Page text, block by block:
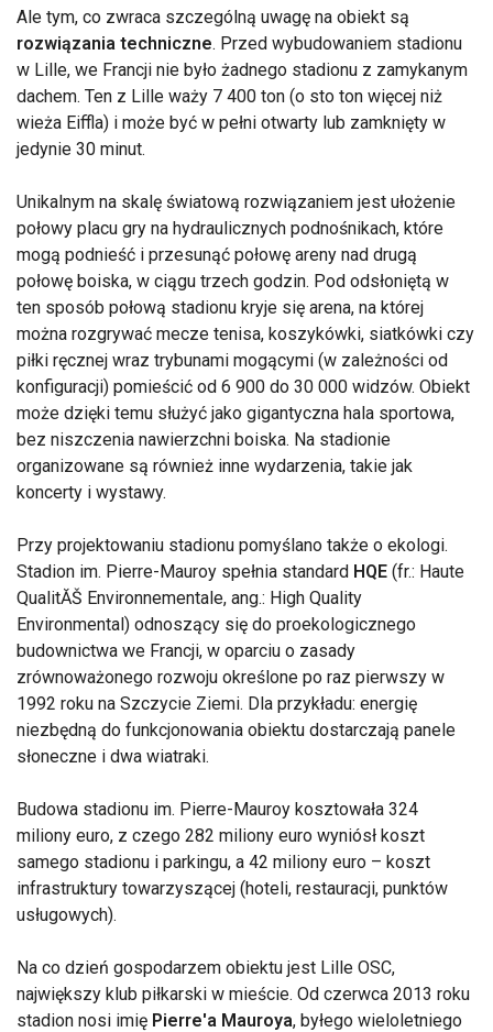
Ale tym, co zwraca szczególną uwagę na obiekt są
rozwiązania techniczne. Przed wybudowaniem stadionu
w Lille, we Francji nie było żadnego stadionu z zamykanym
dachem. Ten z Lille waży 7 400 ton (o sto ton więcej niż
wieża Eiffla) i może być w pełni otwarty lub zamknięty w
jedynie 30 minut.
Unikalnym na skalę światową rozwiązaniem jest ułożenie
połowy placu gry na hydraulicznych podnośnikach, które
mogą podnieść i przesunąć połowę areny nad drugą
połowę boiska, w ciągu trzech godzin. Pod odsłoniętą w
ten sposób połową stadionu kryje się arena, na której
można rozgrywać mecze tenisa, koszykówki, siatkówki czy
piłki ręcznej wraz trybunami mogącymi (w zależności od
konfiguracji) pomieścić od 6 900 do 30 000 widzów. Obiekt
może dzięki temu służyć jako gigantyczna hala sportowa,
bez niszczenia nawierzchni boiska. Na stadionie
organizowane są również inne wydarzenia, takie jak
koncerty i wystawy.
Przy projektowaniu stadionu pomyślano także o ekologi.
Stadion im. Pierre-Mauroy spełnia standard HQE (fr.: Haute
QualitĂŠ Environnementale, ang.: High Quality
Environmental) odnoszący się do proekologicznego
budownictwa we Francji, w oparciu o zasady
zrównoważonego rozwoju określone po raz pierwszy w
1992 roku na Szczycie Ziemi. Dla przykładu: energię
niezbędną do funkcjonowania obiektu dostarczają panele
słoneczne i dwa wiatraki.
Budowa stadionu im. Pierre-Mauroy kosztowała 324
miliony euro, z czego 282 miliony euro wyniósł koszt
samego stadionu i parkingu, a 42 miliony euro – koszt
infrastruktury towarzyszącej (hoteli, restauracji, punktów
usługowych).
Na co dzień gospodarzem obiektu jest Lille OSC,
największy klub piłkarski w mieście. Od czerwca 2013 roku
stadion nosi imię Pierre'a Mauroya, byłego wieloletniego